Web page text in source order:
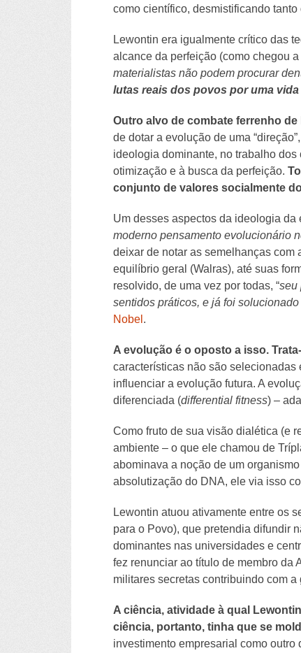
como científico, desmistificando
Lewontin era igualmente crítico das
alcance da perfeição (como chegou
materialistas não podem procurar
lutas reais dos povos por uma
Outro alvo de combate ferrenho
de dotar a evolução de uma
ideologia dominante, no trabalho
otimização e à busca da perfeição.
conjunto de valores socialmente
Um desses aspectos da ideologia
moderno pensamento evolucionário
deixar de notar as semelhanças
equilíbrio geral (Walras), até suas
resolvido, de uma vez por todas, “seu
sentidos práticos, e já foi
Nobel .
A evolução é o oposto a isso.
características não são
influenciar a evolução futura. A
diferenciada (differential fitness) –
Como fruto de sua visão dialética (e
ambiente – o que ele chamou de
abominava a noção de um
absolutização do DNA, ele via isso
Lewontin atuou ativamente entre os
para o Povo), que pretendia difundir
dominantes nas universidades e
fez renunciar ao título de membro
militares secretas contribuindo com
A ciência, atividade à qual
ciência, portanto, tinha que se
investimento empresarial como